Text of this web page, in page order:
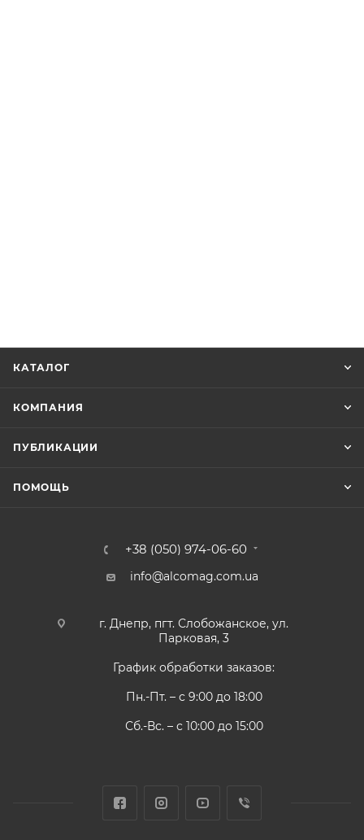
КАТАЛОГ
КОМПАНИЯ
ПУБЛИКАЦИИ
ПОМОЩЬ
+38 (050) 974-06-60
info@alcomag.com.ua
г. Днепр, пгт. Слобожанское, ул.
Парковая, 3
График обработки заказов:
Пн.-Пт. – с 9:00 до 18:00
Сб.-Вс. – с 10:00 до 15:00